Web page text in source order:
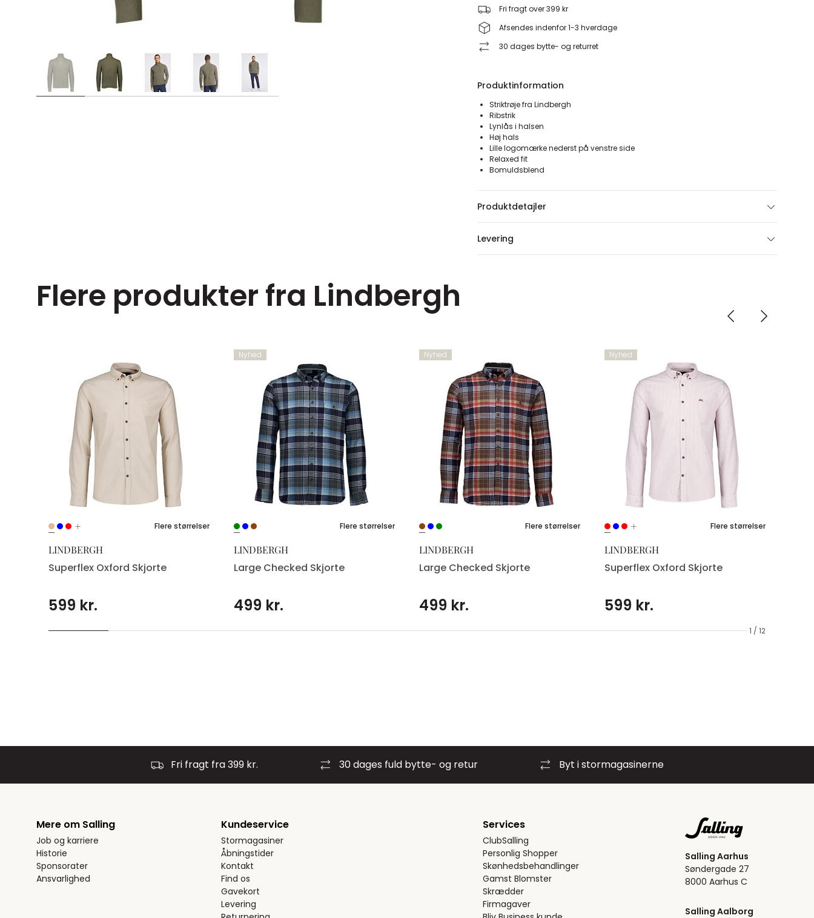
Fri fragt over 399 kr
Afsendes indenfor 1-3 hverdage
30 dages bytte- og returret
Produktinformation
Striktrøje fra Lindbergh
Ribstrik
Lynlås i halsen
Høj hals
Lille logomærke nederst på venstre side
Relaxed fit
Bomuldsblend
Produktdetajler
Levering
Flere produkter fra Lindbergh
1 / 12
Flere størrelser
LINDBERGH
Superflex Oxford Skjorte
599 kr.
Nyhed
Flere størrelser
LINDBERGH
Large Checked Skjorte
499 kr.
Nyhed
Flere størrelser
LINDBERGH
Large Checked Skjorte
499 kr.
Nyhed
Flere størrelser
LINDBERGH
Superflex Oxford Skjorte
599 kr.
Fri fragt fra 399 kr. 30 dages fuld bytte- og retur Byt i stormagasinerne
Mere om Salling
Job og karriere
Historie
Sponsorater
Ansvarlighed
Kundeservice
Stormagasiner
Åbningstider
Kontakt
Find os
Gavekort
Levering
Services
ClubSalling
Personlig Shopper
Skønhedsbehandlinger
Gamst Blomster
Skrædder
Firmagaver
Salling Aarhus
Søndergade 27
8000 Aarhus C
Salling Aalborg